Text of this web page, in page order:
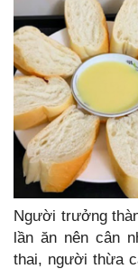
Người trưởng
lần ăn nên cân
thai, người thừa